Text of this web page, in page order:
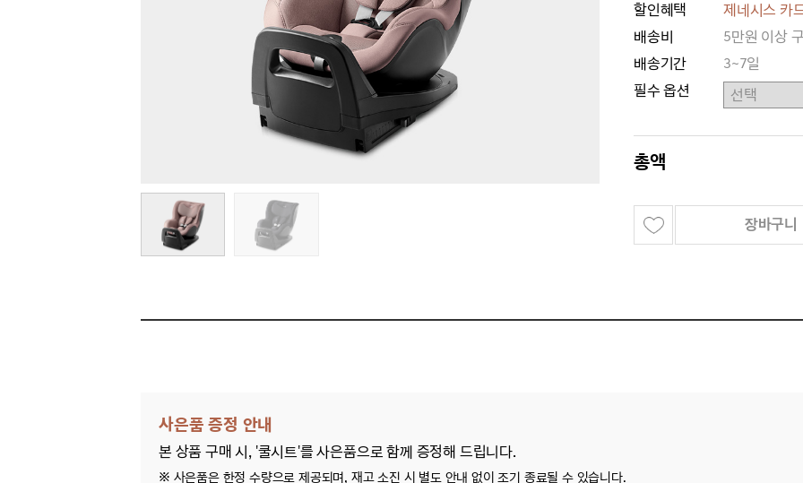
할인혜택
제네시스 카
배송비
5만원 이상
배송기간
3~7일
필수 옵션
총액
장바구니
사은품 증정 안내
본 상품 구매 시, '쿨시트'를 사은품으로 함께 증정해 드립니다.
※ 사은품은 한정 수량으로 제공되며, 재고 소진 시 별도 안내 없이 조기 종료될 수 있습니다.